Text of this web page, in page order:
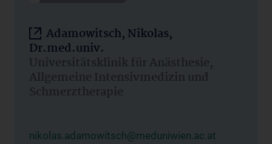
Adamowitsch, Nikolas,
Dr.med.univ.
Universitätsklinik für Anästhesie,
Allgemeine Intensivmedizin und
Schmerztherapie
nikolas.adamowitsch@meduniwien.ac.at